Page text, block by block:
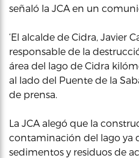
señaló la JCA en un
‘El alcalde de Cidra, Javier
responsable de la
área del lago de Cidra
al lado del Puente de la
de prensa.
La JCA alegó que la
contaminación del lago ya
sedimentos y residuos de